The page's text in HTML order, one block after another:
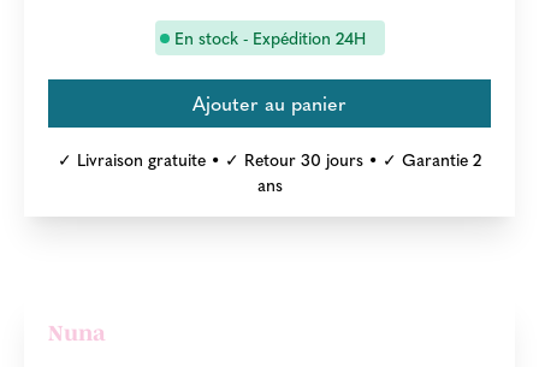
En stock - Expédition 24H
✓ Livraison gratuite • ✓ Retour 30 jours • ✓ Garantie 2
ans
Nuna